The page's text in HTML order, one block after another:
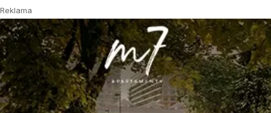
Reklama